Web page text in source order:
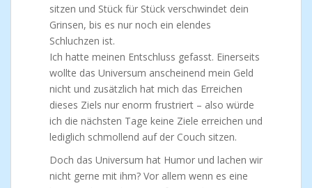
sitzen und Stück für Stück verschwindet dein
Grinsen, bis es nur noch ein elendes
Schluchzen ist.
Ich hatte meinen Entschluss gefasst. Einerseits
wollte das Universum anscheinend mein Geld
nicht und zusätzlich hat mich das Erreichen
dieses Ziels nur enorm frustriert – also würde
ich die nächsten Tage keine Ziele erreichen und
lediglich schmollend auf der Couch sitzen.
Doch das Universum hat Humor und lachen wir
nicht gerne mit ihm? Vor allem wenn es eine